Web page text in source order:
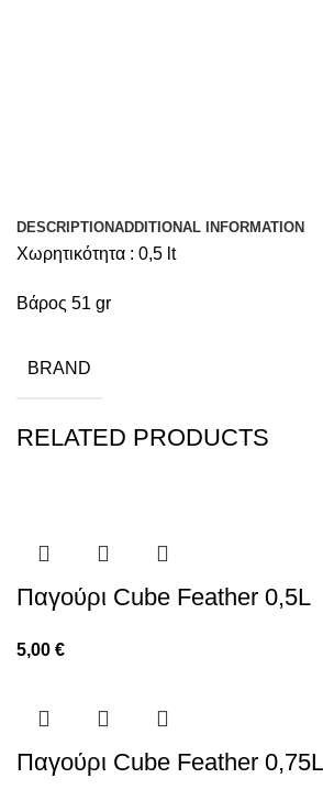
DESCRIPTIONADDITIONAL INFORMATION
Χωρητικότητα : 0,5 lt
Βάρος 51 gr
BRAND
RELATED PRODUCTS
Παγούρι Cube Feather 0,5L
5,00 €
Παγούρι Cube Feather 0,75L